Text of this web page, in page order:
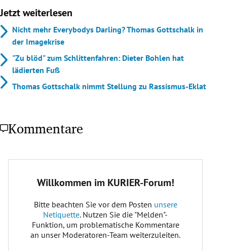
Jetzt weiterlesen
Nicht mehr Everybodys Darling? Thomas Gottschalk in
der Imagekrise
"Zu blöd" zum Schlittenfahren: Dieter Bohlen hat
lädierten Fuß
Thomas Gottschalk nimmt Stellung zu Rassismus-Eklat
Kommentare